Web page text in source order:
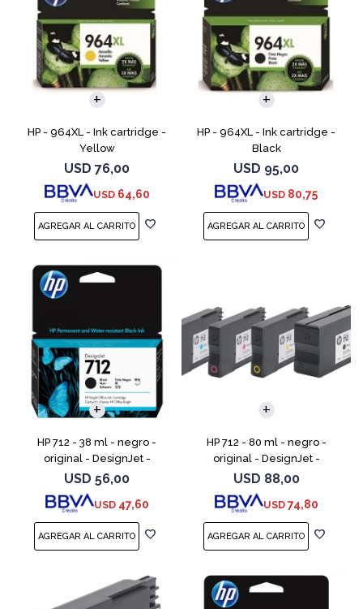
HP - 964XL - Ink cartridge -
Yellow
USD 76,00
USD 64,60
HP - 964XL - Ink cartridge -
Black
USD 95,00
USD 80,75
HP 712 - 38 ml - negro -
original - DesignJet -
cartucho de tinta - para
DesignJet Studio, T210, T230,
T250, T630, T650
USD 56,00
USD 47,60
HP 712 - 80 ml - negro -
original - DesignJet -
cartucho de tinta - para
DesignJet Studio, T210, T230,
T250, T630, T650
USD 88,00
USD 74,80